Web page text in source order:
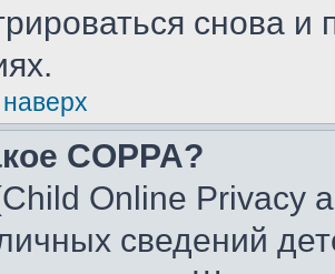
снова и
COPPA?
Online Privacy
сведений